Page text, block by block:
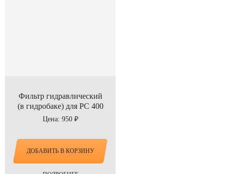
Фильтр гидравлический
(в гидробаке) для PC 400
Цена: 950 ₽
ДОБАВИТЬ В КОРЗИНУ